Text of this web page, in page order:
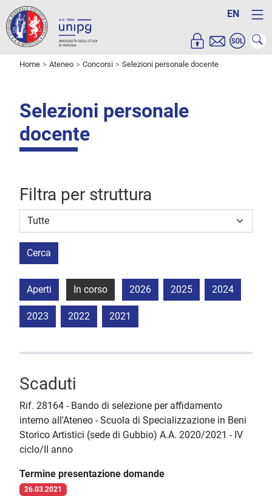
EN
Home Ateneo Concorsi Selezioni personale docente
Selezioni personale
docente
Filtra per struttura
Struttura stipulante
Cerca
Aperti In corso 2026 2025 2024
2023 2022 2021
Scaduti
Rif. 28164 - Bando di selezione per affidamento
interno all'Ateneo - Scuola di Specializzazione in Beni
Storico Artistici (sede di Gubbio) A.A. 2020/2021 - IV
ciclo/II anno
Termine presentazione domande
26.03.2021